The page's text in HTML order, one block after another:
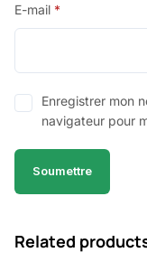
E-mail *
Enregistrer mon
navigateur pour
Related